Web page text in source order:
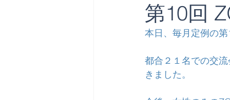
第10回
本日、毎月定例の
都合２１名での交
きました。